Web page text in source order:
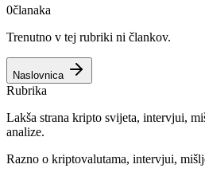
0članaka
Trenutno v tej rubriki ni člankov.
Naslovnica
Rubrika
Lakša strana kripto svijeta, intervjui,
analize.
Razno o kriptovalutama, intervjui,